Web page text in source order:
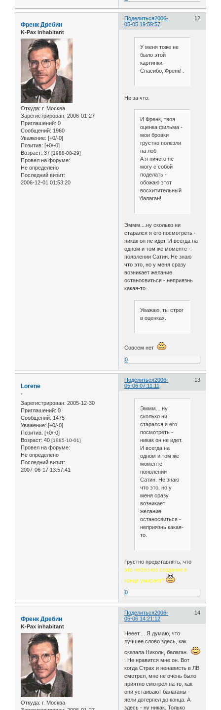
Поделиться 12
2006-
05-05 19:59:57
Френк Дребин
K-Pax inhabitant
Откуда: г. Москва
Зарегистрирован: 2006-01-27
Приглашений: 0
Сообщений: 1960
Уважение: [+0/-0]
Позитив: [+0/-0]
Возраст: 37 [1988-08-29]
Провел на форуме:
Не определено
Последний визит:
2006-12-01 01:53:20
У меня тоже не
было этой
картинки.
Спасибо, Френк! .
Не за что.
И Френк, твоя
оценка фильма -
мои бровки
грустно полезли
на лоб
А я ничего не
могу с собой
поделать -
обожаю этот
восхитительный
балаган!
Эммм....ну сколько ни
старался я его посмотреть -
никак он не идет. И всегда на
одном и том же моменте -
появлении Сатин. Не знаю
что это, но у меня сразу
возникает желание
останосвиться - неприязнь
какая-то.
Уважаю, ты строг
в оценках.
Совсем нет
0
Поделиться 13
2006-
05-06 07:11:11
Lorene
-
Зарегистрирован: 2005-12-30
Приглашений: 0
Сообщений: 1475
Уважение: [+0/-0]
Позитив: [+0/-0]
Возраст: 40 [1985-10-01]
Провел на форуме:
Не определено
Последний визит:
2007-06-17 13:57:41
Эммм....ну
сколько ни
старался я его
посмотреть -
никак он не идет.
И всегда на
одном и том же
моменте -
появлении
Сатин. Не знаю
что это, но у
меня сразу
возникает
желание
останосвиться -
неприязнь какая-
то.
Грустно представлять, что
это небесное создание в
конце умирает?
0
Поделиться 14
2006-
05-06 14:21:12
Френк Дребин
K-Pax inhabitant
Откуда: г. Москва
Нееет.... Я думаю, что
лучшее слово здесь, как
сказала Николь, балаган.
. Не нравится мне он. Вот
когда Страх и ненависть в ЛВ
смотрел, мне не очень было
приятно смотрел на то, как
они устаивают балаганы -
яели дотерпел до конца. А
здесь - ну никак. Только